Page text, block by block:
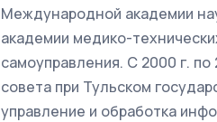
Международной академии
академии медико-
самоуправления. С 2000 г.
совета при Тульском
управление и обработка